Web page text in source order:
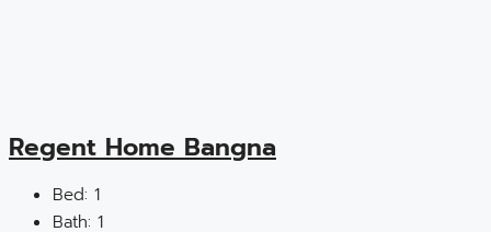
Regent Home Bangna
Bed: 1
Bath: 1